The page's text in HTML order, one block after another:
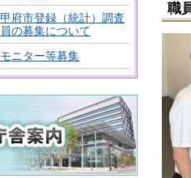
甲府市登録（統計）調査
員の募集について
モニター等募集
職